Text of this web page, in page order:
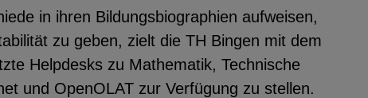
in ihren Bildungsbiographien aufweisen,
zu geben, zielt die TH Bingen mit dem
Helpdesks zu Mathematik, Technische
und OpenOLAT zur Verfügung zu stellen.